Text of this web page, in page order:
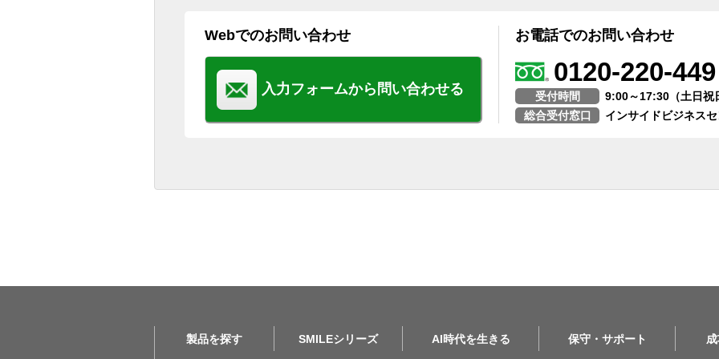
Webでのお問い合わせ
入力フォームから問い合わせる
お電話でのお問い合わせ
0120-220-449
受付時間
9:00～17:30（土日祝
総合受付窓口
インサイドビジネス
製品を探す SMILEシリーズ AI時代を生きる 保守・サポート